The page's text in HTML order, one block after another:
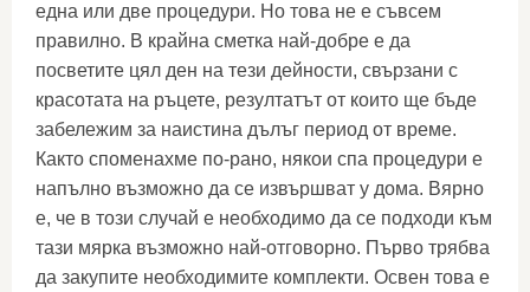
една или две процедури. Но това не е съвсем
правилно. В крайна сметка най-добре е да
посветите цял ден на тези дейности, свързани с
красотата на ръцете, резултатът от които ще бъде
забележим за наистина дълъг период от време.
Както споменахме по-рано, някои спа процедури е
напълно възможно да се извършват у дома. Вярно
е, че в този случай е необходимо да се подходи към
тази мярка възможно най-отговорно. Първо трябва
да закупите необходимите комплекти. Освен това е